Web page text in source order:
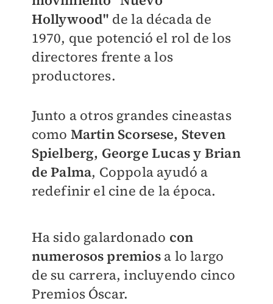
Hollywood" de la década de
1970, que potenció el rol de los
directores frente a los
productores.
Junto a otros grandes cineastas
como Martin Scorsese, Steven
Spielberg, George Lucas y Brian
de Palma, Coppola ayudó a
redefinir el cine de la época.
Ha sido galardonado con
numerosos premiosa lo largo
de su carrera, incluyendo cinco
Premios Óscar.